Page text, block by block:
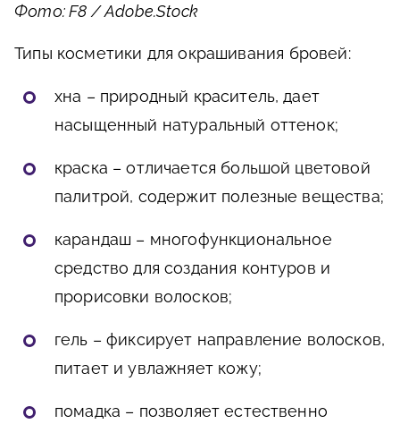
Фото: F8 / Adobe.Stock
Типы косметики для окрашивания бровей:
хна – природный краситель, дает
насыщенный натуральный оттенок;
краска – отличается большой цветовой
палитрой, содержит полезные вещества;
карандаш – многофункциональное
средство для создания контуров и
прорисовки волосков;
гель – фиксирует направление волосков,
питает и увлажняет кожу;
помадка – позволяет естественно